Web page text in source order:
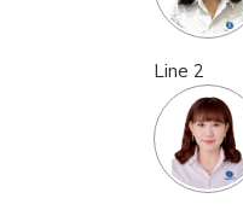
Line 2